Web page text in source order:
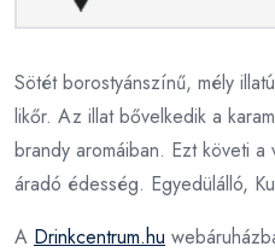
Sötét borostyánszínű, mély
likőr. Az illat bővelkedik a
brandy aromáiban. Ezt követi
áradó édesség. Egyedülálló,
A Drinkcentrum.hu